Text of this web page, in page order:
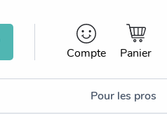
Compte Panier
Pour les pros